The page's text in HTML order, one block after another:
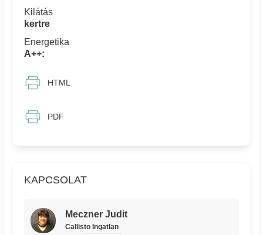
KAPCSOLAT
Meczner Judit
Callisto Ingatlan
Kilátás
kertre
Energetika
A++:
HTML
PDF